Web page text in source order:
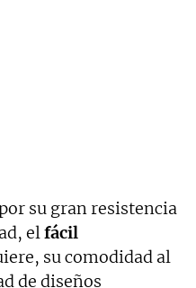
su gran resistencia
elfácil
su comodidad al
de diseños